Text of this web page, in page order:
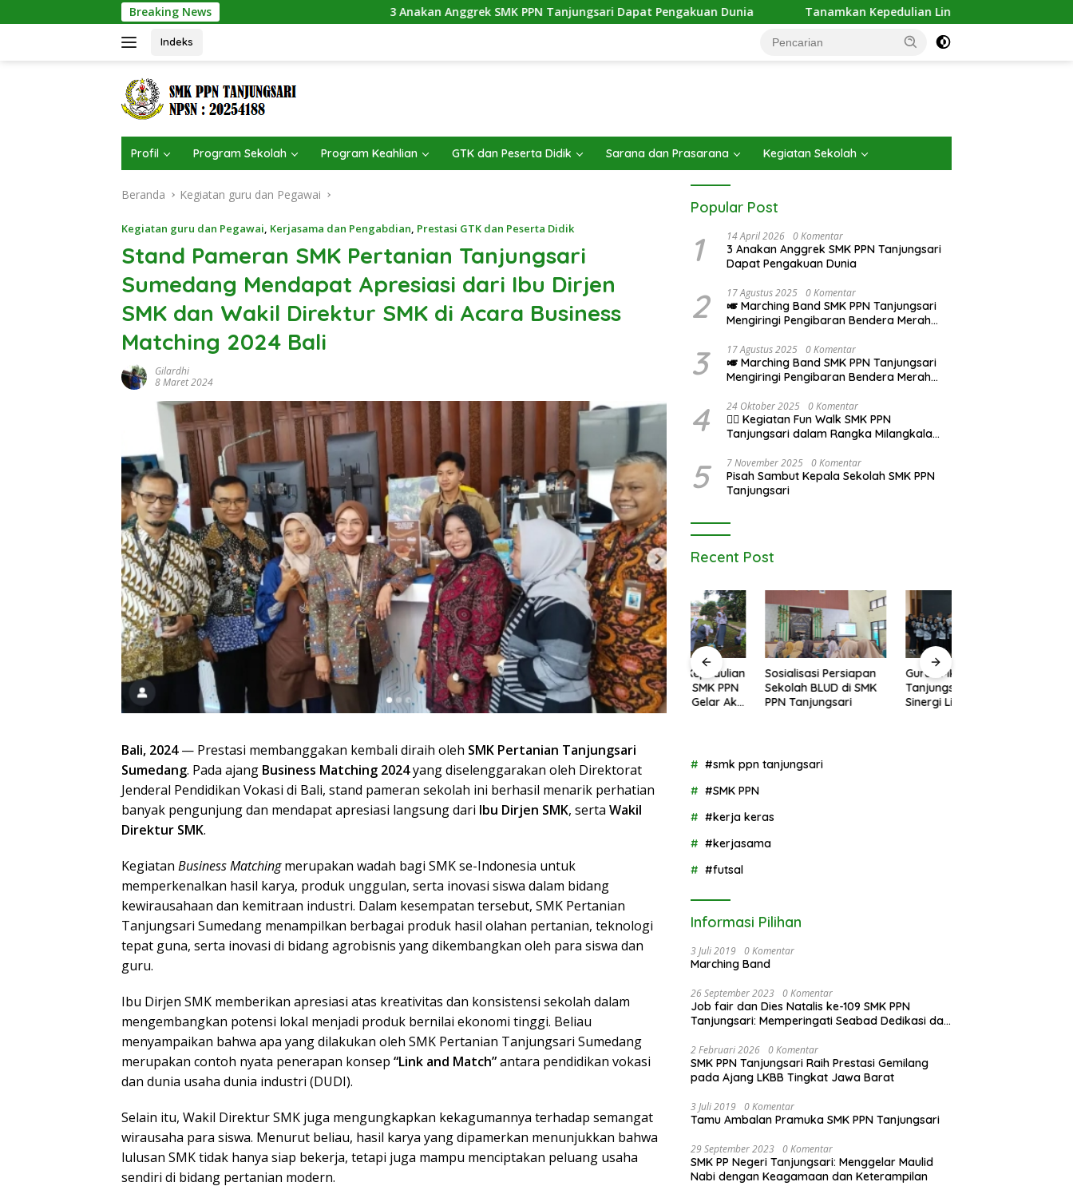
ke
Breaking News 3 Anakan Anggrek SMK PPN Tanjungsari Dapat Pengakuan Dunia Tanamkan Kepedulian Lingkungan, SMK PPN Tanjungsari Gelar
Indeks
Profil Program Sekolah Program Keahlian GTK dan Peserta Didik Sarana dan Prasarana Kegiatan Sekolah
Beranda Kegiatan guru dan Pegawai
Kegiatan guru dan Pegawai, Kerjasama dan Pengabdian, Prestasi GTK dan Peserta Didik
Stand Pameran SMK Pertanian Tanjungsari
Sumedang Mendapat Apresiasi dari Ibu Dirjen
SMK dan Wakil Direktur SMK di Acara Business
Matching 2024 Bali
Gilardhi
8 Maret 2024
Bali, 2024— Prestasi membanggakan kembali diraih oleh SMK Pertanian Tanjungsari
Sumedang. Pada ajang Business Matching 2024yang diselenggarakan oleh Direktorat
Jenderal Pendidikan Vokasi di Bali, stand pameran sekolah ini berhasil menarik perhatian
banyak pengunjung dan mendapat apresiasi langsung dari Ibu Dirjen SMK, serta Wakil
Direktur SMK.
Kegiatan Business Matchingmerupakan wadah bagi SMK se-Indonesia untuk
memperkenalkan hasil karya, produk unggulan, serta inovasi siswa dalam bidang
kewirausahaan dan kemitraan industri. Dalam kesempatan tersebut, SMK Pertanian
Tanjungsari Sumedang menampilkan berbagai produk hasil olahan pertanian, teknologi
tepat guna, serta inovasi di bidang agrobisnis yang dikembangkan oleh para siswa dan
guru.
Ibu Dirjen SMK memberikan apresiasi atas kreativitas dan konsistensi sekolah dalam
mengembangkan potensi lokal menjadi produk bernilai ekonomi tinggi. Beliau
menyampaikan bahwa apa yang dilakukan oleh SMK Pertanian Tanjungsari Sumedang
merupakan contoh nyata penerapan konsep “Link and Match”antara pendidikan vokasi
dan dunia usaha dunia industri (DUDI).
Selain itu, Wakil Direktur SMK juga mengungkapkan kekagumannya terhadap semangat
wirausaha para siswa. Menurut beliau, hasil karya yang dipamerkan menunjukkan bahwa
lulusan SMK tidak hanya siap bekerja, tetapi juga mampu menciptakan peluang usaha
sendiri di bidang pertanian modern.
Popular Post
1 14 April 2026 0 Komentar
3 Anakan Anggrek SMK PPN Tanjungsari
Dapat Pengakuan Dunia
2 17 Agustus 2025 0 Komentar
🎺 Marching Band SMK PPN Tanjungsari
Mengiringi Pengibaran Bendera Merah
3 17 Agustus 2025 0 Komentar
🎺 Marching Band SMK PPN Tanjungsari
Mengiringi Pengibaran Bendera Merah
Upacara 17 Agustus 2025
4 24 Oktober 2025 0 Komentar
🚶‍♂️ Kegiatan Fun Walk SMK PPN
Tanjungsari dalam Rangka Milangkala
5 7 November 2025 0 Komentar
Pisah Sambut Kepala Sekolah SMK PPN
Tanjungsari
Recent Post
Memperingati Isra
Mi’raj Nabi
Tanjungsari
Kegiatan Pembiasaan
Pagi di SMK PPN
Tanjungsari
Tanamkan Kepedulian
Lingkungan, SMK PPN
Tanjungsari Gelar Aksi
GNIA dengan
Berseka”
Sosialisasi Persiapan
Sekolah BLUD di SMK
PPN Tanjungsari
Guru SMK PPN
Tanjungsari Ikuti
Sinergi Lintas Jenjang
#smk ppn tanjungsari
#SMK PPN
#kerja keras
#kerjasama
#futsal
Informasi Pilihan
3 Juli 2019 0 Komentar
Marching Band
26 September 2023 0 Komentar
Job fair dan Dies Natalis ke-109 SMK PPN
Tanjungsari: Memperingati Seabad Dedikasi dan
2 Februari 2026 0 Komentar
SMK PPN Tanjungsari Raih Prestasi Gemilang
pada Ajang LKBB Tingkat Jawa Barat
3 Juli 2019 0 Komentar
Tamu Ambalan Pramuka SMK PPN Tanjungsari
29 September 2023 0 Komentar
SMK PP Negeri Tanjungsari: Menggelar Maulid
Nabi dengan Keagamaan dan Keterampilan